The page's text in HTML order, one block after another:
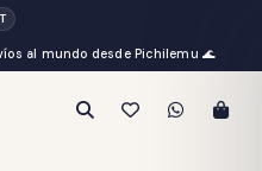
al mundo desde Pichilemu🌊